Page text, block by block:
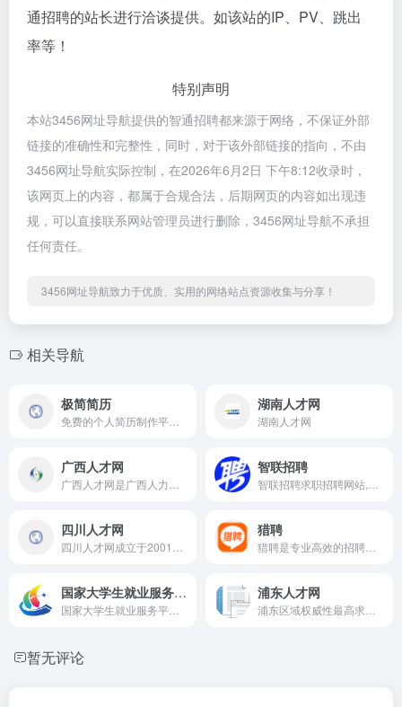
通招聘的站长进行洽谈提供。如该站的IP、PV、跳出
率等！
特别声明
本站3456网址导航提供的智通招聘都来源于网络，不保证外部
链接的准确性和完整性，同时，对于该外部链接的指向，不由
3456网址导航实际控制，在2026年6月2日 下午8:12收录时，
该网页上的内容，都属于合规合法，后期网页的内容如出现违
规，可以直接联系网站管理员进行删除，3456网址导航不承担
任何责任。
3456网址导航致力于优质、实用的网络站点资源收集与分享！
相关导航
极简简历 湖南人才网
湖南人才网
广西人才网 智联招聘
四川人才网 猎聘
国家大学生就业服务平台 浦东人才网
暂无评论